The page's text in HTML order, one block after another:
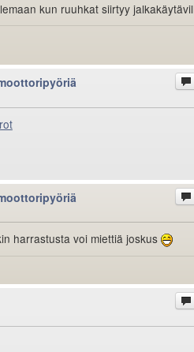
kun ruuhkat siirtyy
harrastusta voi miettiä joskus